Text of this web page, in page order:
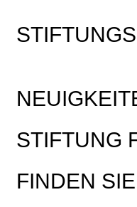
STIFTUNG
FINDEN